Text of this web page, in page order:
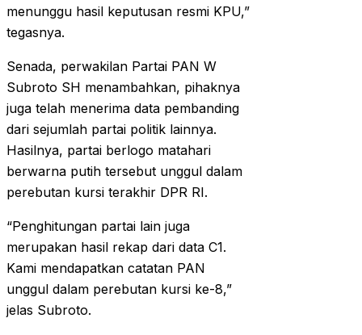
menunggu hasil keputusan resmi KPU,”
tegasnya.
Senada, perwakilan Partai PAN W
Subroto SH menambahkan, pihaknya
juga telah menerima data pembanding
dari sejumlah partai politik lainnya.
Hasilnya, partai berlogo matahari
berwarna putih tersebut unggul dalam
perebutan kursi terakhir DPR RI.
“Penghitungan partai lain juga
merupakan hasil rekap dari data C1.
Kami mendapatkan catatan PAN
unggul dalam perebutan kursi ke-8,”
jelas Subroto.